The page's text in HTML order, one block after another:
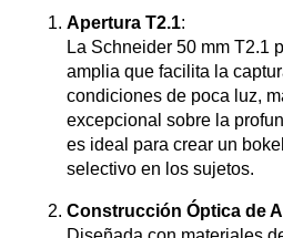
Apertura T2.1:
La Schneider 50 mm T2.1
amplia que facilita la
condiciones de poca luz,
excepcional sobre la
es ideal para crear un
selectivo en los sujetos.
Construcción Óptica de